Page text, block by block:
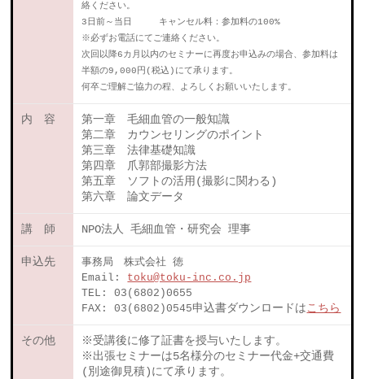
絡ください。
3日前～当日 キャンセル料：参加料の100%
※必ずお電話にてご連絡ください。
次回以降6カ月以内のセミナーに再度お申込みの場合、参加料は
半額の9,000円(税込)にて承ります。
何卒ご理解ご協力の程、よろしくお願いいたします。
内 容
第一章 毛細血管の一般知識
第二章 カウンセリングのポイント
第三章 法律基礎知識
第四章 爪郭部撮影方法
第五章 ソフトの活用(撮影に関わる)
第六章 論文データ
講 師 NPO法人 毛細血管・研究会 理事
申込先
事務局 株式会社 徳
Email: toku@toku-inc.co.jp
TEL: 03(6802)0655
FAX: 03(6802)0545申込書ダウンロードはこちら
その他
※受講後に修了証書を授与いたします。
※出張セミナーは5名様分のセミナー代金+交通費
(別途御見積)にて承ります。